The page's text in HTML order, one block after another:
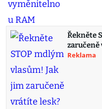
Řekněte
zaručeně
Reklama